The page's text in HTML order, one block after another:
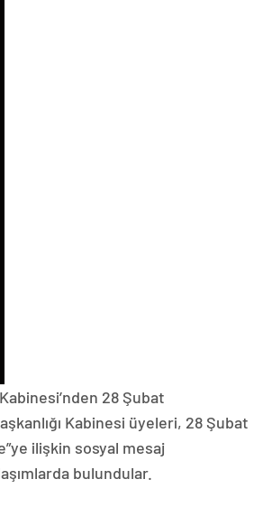
28 Şubat
Kabinesi üyeleri, 28 Şubat
ilişkin sosyal mesaj
bulundular.